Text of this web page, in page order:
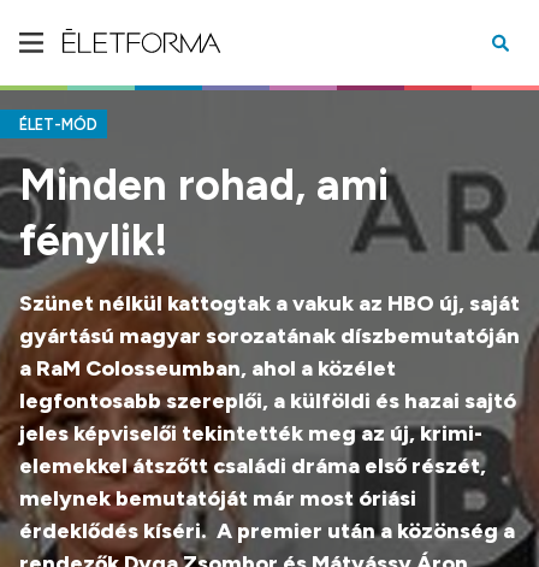
ÉLET-MÓD
Minden rohad, ami
fénylik!
Szünet nélkül kattogtak a vakuk az HBO új, saját
gyártású magyar sorozatának díszbemutatóján
a RaM Colosseumban, ahol a közélet
legfontosabb szereplői, a külföldi és hazai sajtó
jeles képviselői tekintették meg az új, krimi-
elemekkel átszőtt családi dráma első részét,
melynek bemutatóját már most óriási
érdeklődés kíséri. A premier után a közönség a